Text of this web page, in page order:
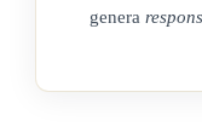
les fije, la
genera